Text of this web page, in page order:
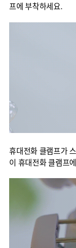
프에 부착하세요.
휴대전화 클램프가
이 휴대전화 클램프